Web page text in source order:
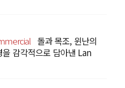
돌과 목조, 윈난의
을 감각적으로 담아낸 Lan